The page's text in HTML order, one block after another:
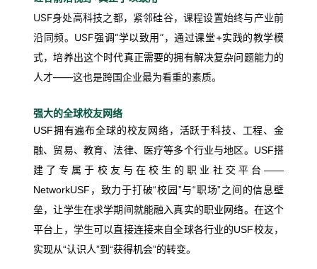
USF身处高科技之都，紧邻硅谷，课程设置始终与产业前
沿同频。 USF强调“学以致用”，通过课堂+实践的教学模
式，培养出这个时代真正需要的拥有解决复杂问题能力的
人才——这也是跨国企业最为看重的素质。
强大的全球校友网络
USF拥有遍布全球的校友网络，活跃于科技、工程、金
融、贸易、教育、法律、医疗等多个行业与地区。USF搭
建了专属于 校友与在校生的职业社交平台——
NetworkUSF， 致力于打破“校园”与“职场”之间的信息壁
垒，让学生在求学期间就能融入真实的职业网络。 在这个
平台上，学生可以直接连接来自全球各行业的USF校友，
实现从“认识人”到“获得机会”的转变。